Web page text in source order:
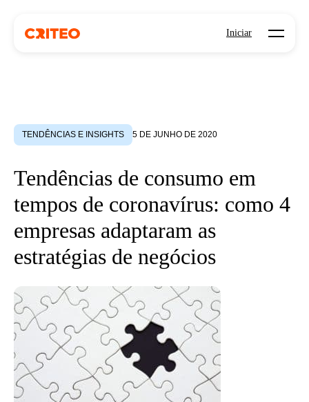
Iniciar Open
TENDÊNCIAS E INSIGHTS 5 DE JUNHO DE 2020
Tendências de consumo em
tempos de coronavírus: como 4
empresas adaptaram as
estratégias de negócios